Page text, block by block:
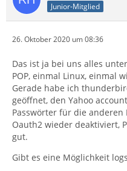
Junior-Mitglied
26. Oktober 2020 um 08:36
Das ist ja bei uns alles
POP, einmal Linux, einmal
Gerade habe ich
geöffnet, den Yahoo
Passwörter für die anderen
Oauth2 wieder deaktiviert,
gut.
Gibt es eine Möglichkeit